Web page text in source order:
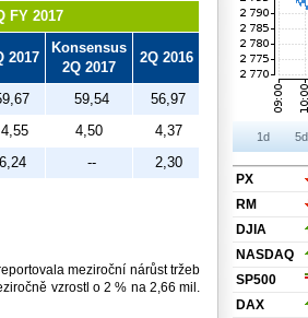
FY 2017
2017
Konsensus
2Q 2017
2Q 2016
59,54
56,97
4,55 4,50
4,37
6,24 -- 2,30
meziroční nárůst tržeb
vzrostl o 2 % na 2,66 mil.
1d 5d
PX
RM
DJIA
NASDAQ
SP500
DAX